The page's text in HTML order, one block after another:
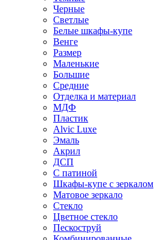
Черные
Светлые
Белые шкафы-купе
Венге
Размер
Маленькие
Большие
Средние
Отделка и материал
МДФ
Пластик
Alvic Luxe
Эмаль
Акрил
ДСП
С патиной
Шкафы-купе с зеркалом
Матовое зеркало
Стекло
Цветное стекло
Пескоструй